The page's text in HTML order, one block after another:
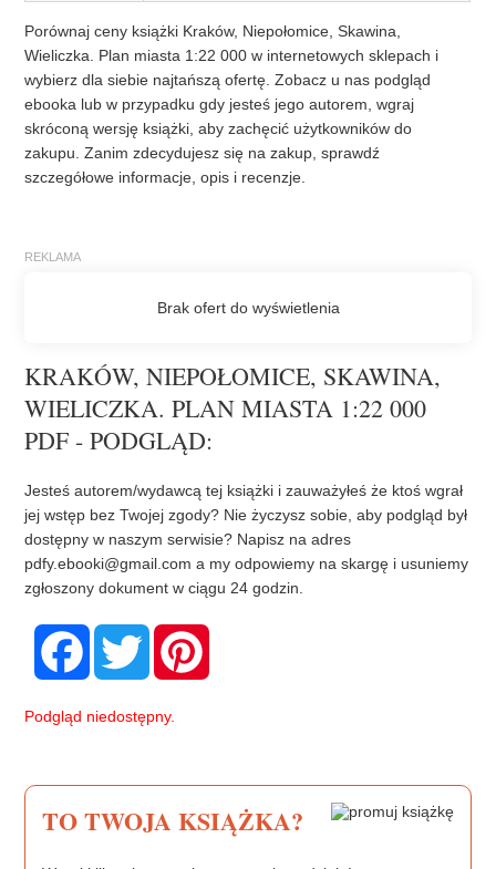
Porównaj ceny książki Kraków, Niepołomice, Skawina,
Wieliczka. Plan miasta 1:22 000 w internetowych sklepach i
wybierz dla siebie najtańszą ofertę. Zobacz u nas podgląd
ebooka lub w przypadku gdy jesteś jego autorem, wgraj
skróconą wersję książki, aby zachęcić użytkowników do
zakupu. Zanim zdecydujesz się na zakup, sprawdź
szczegółowe informacje, opis i recenzje.
KRAKÓW, NIEPOŁOMICE, SKAWINA,
WIELICZKA. PLAN MIASTA 1:22 000
PDF - PODGLĄD:
Jesteś autorem/wydawcą tej książki i zauważyłeś że ktoś wgrał
jej wstęp bez Twojej zgody? Nie życzysz sobie, aby podgląd był
dostępny w naszym serwisie? Napisz na adres
pdfy.ebooki@gmail.com a my odpowiemy na skargę i usuniemy
zgłoszony dokument w ciągu 24 godzin.
F
o
T
w
e
Podgląd niedostępny.
TO TWOJA KSIĄŻKA?